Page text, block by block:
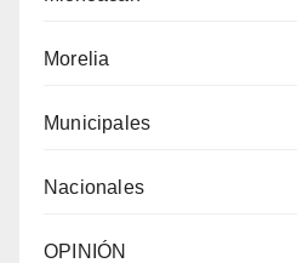
Morelia
Municipales
Nacionales
OPINIÓN